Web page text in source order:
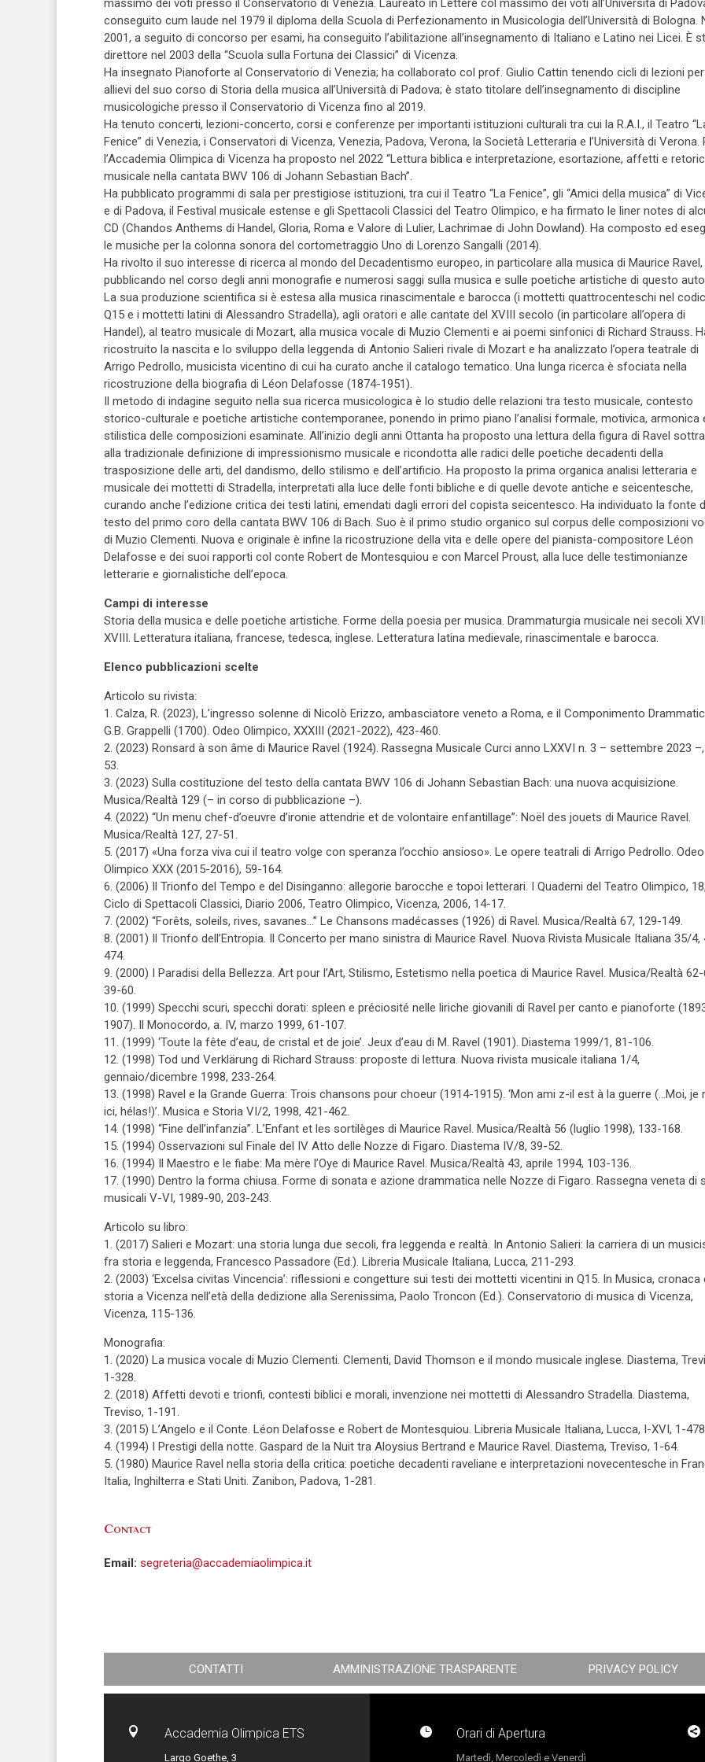
massimo dei voti presso il Conservatorio di Venezia. Laureato in Lettere col massimo dei voti all’Università di
conseguito cum laude nel 1979 il diploma della Scuola di Perfezionamento in Musicologia dell’Università di Bologna.
2001, a seguito di concorso per esami, ha conseguito l’abilitazione all’insegnamento di Italiano e Latino nei Licei. È
direttore nel 2003 della “Scuola sulla Fortuna dei Classici” di Vicenza.
Ha insegnato Pianoforte al Conservatorio di Venezia; ha collaborato col prof. Giulio Cattin tenendo cicli di lezioni
allievi del suo corso di Storia della musica all’Università di Padova; è stato titolare dell’insegnamento di discipline
musicologiche presso il Conservatorio di Vicenza fino al 2019.
Ha tenuto concerti, lezioni-concerto, corsi e conferenze per importanti istituzioni culturali tra cui la R.A.I., il Teatro
Fenice” di Venezia, i Conservatori di Vicenza, Venezia, Padova, Verona, la Società Letteraria e l’Università di Verona.
l’Accademia Olimpica di Vicenza ha proposto nel 2022 “Lettura biblica e interpretazione, esortazione, affetti e
musicale nella cantata BWV 106 di Johann Sebastian Bach”.
Ha pubblicato programmi di sala per prestigiose istituzioni, tra cui il Teatro “La Fenice”, gli “Amici della musica” di
e di Padova, il Festival musicale estense e gli Spettacoli Classici del Teatro Olimpico, e ha firmato le liner notes di
CD (Chandos Anthems di Handel, Gloria, Roma e Valore di Lulier, Lachrimae di John Dowland). Ha composto ed
le musiche per la colonna sonora del cortometraggio Uno di Lorenzo Sangalli (2014).
Ha rivolto il suo interesse di ricerca al mondo del Decadentismo europeo, in particolare alla musica di Maurice Ravel,
pubblicando nel corso degli anni monografie e numerosi saggi sulla musica e sulle poetiche artistiche di questo
La sua produzione scientifica si è estesa alla musica rinascimentale e barocca (i mottetti quattrocenteschi nel
Q15 e i mottetti latini di Alessandro Stradella), agli oratori e alle cantate del XVIII secolo (in particolare all’opera di
Handel), al teatro musicale di Mozart, alla musica vocale di Muzio Clementi e ai poemi sinfonici di Richard Strauss.
ricostruito la nascita e lo sviluppo della leggenda di Antonio Salieri rivale di Mozart e ha analizzato l’opera teatrale di
Arrigo Pedrollo, musicista vicentino di cui ha curato anche il catalogo tematico. Una lunga ricerca è sfociata nella
ricostruzione della biografia di Léon Delafosse (1874-1951).
Il metodo di indagine seguito nella sua ricerca musicologica è lo studio delle relazioni tra testo musicale, contesto
storico-culturale e poetiche artistiche contemporanee, ponendo in primo piano l’analisi formale, motivica, armonica
stilistica delle composizioni esaminate. All’inizio degli anni Ottanta ha proposto una lettura della figura di Ravel
alla tradizionale definizione di impressionismo musicale e ricondotta alle radici delle poetiche decadenti della
trasposizione delle arti, del dandismo, dello stilismo e dell’artificio. Ha proposto la prima organica analisi letteraria e
musicale dei mottetti di Stradella, interpretati alla luce delle fonti bibliche e di quelle devote antiche e seicentesche,
curando anche l’edizione critica dei testi latini, emendati dagli errori del copista seicentesco. Ha individuato la fonte
testo del primo coro della cantata BWV 106 di Bach. Suo è il primo studio organico sul corpus delle composizioni
di Muzio Clementi. Nuova e originale è infine la ricostruzione della vita e delle opere del pianista-compositore Léon
Delafosse e dei suoi rapporti col conte Robert de Montesquiou e con Marcel Proust, alla luce delle testimonianze
letterarie e giornalistiche dell’epoca.
Campi di interesse
Storia della musica e delle poetiche artistiche. Forme della poesia per musica. Drammaturgia musicale nei secoli
XVIII. Letteratura italiana, francese, tedesca, inglese. Letteratura latina medievale, rinascimentale e barocca.
Elenco pubblicazioni scelte
Articolo su rivista:
1. Calza, R. (2023), L’ingresso solenne di Nicolò Erizzo, ambasciatore veneto a Roma, e il Componimento
G.B. Grappelli (1700). Odeo Olimpico, XXXIII (2021-2022), 423-460.
2. (2023) Ronsard à son âme di Maurice Ravel (1924). Rassegna Musicale Curci anno LXXVI n. 3 – settembre 2023
53.
3. (2023) Sulla costituzione del testo della cantata BWV 106 di Johann Sebastian Bach: una nuova acquisizione.
Musica/Realtà 129 (– in corso di pubblicazione –).
4. (2022) “Un menu chef-d’oeuvre d’ironie attendrie et de volontaire enfantillage”: Noël des jouets di Maurice Ravel.
Musica/Realtà 127, 27-51.
5. (2017) «Una forza viva cui il teatro volge con speranza l’occhio ansioso». Le opere teatrali di Arrigo Pedrollo. Odeo
Olimpico XXX (2015-2016), 59-164.
6. (2006) Il Trionfo del Tempo e del Disinganno: allegorie barocche e topoi letterari. I Quaderni del Teatro Olimpico,
Ciclo di Spettacoli Classici, Diario 2006, Teatro Olimpico, Vicenza, 2006, 14-17.
7. (2002) “Forêts, soleils, rives, savanes…” Le Chansons madécasses (1926) di Ravel. Musica/Realtà 67, 129-149.
8. (2001) Il Trionfo dell’Entropia. Il Concerto per mano sinistra di Maurice Ravel. Nuova Rivista Musicale Italiana 35/4,
474.
9. (2000) I Paradisi della Bellezza. Art pour l’Art, Stilismo, Estetismo nella poetica di Maurice Ravel. Musica/Realtà 62-
39-60.
10. (1999) Specchi scuri, specchi dorati: spleen e préciosité nelle liriche giovanili di Ravel per canto e pianoforte
1907). Il Monocordo, a. IV, marzo 1999, 61-107.
11. (1999) ‘Toute la fête d’eau, de cristal et de joie’. Jeux d’eau di M. Ravel (1901). Diastema 1999/1, 81-106.
12. (1998) Tod und Verklärung di Richard Strauss: proposte di lettura. Nuova rivista musicale italiana 1/4,
gennaio/dicembre 1998, 233-264.
13. (1998) Ravel e la Grande Guerra: Trois chansons pour choeur (1914-1915). ‘Mon ami z-il est à la guerre (…Moi, je
ici, hélas!)’. Musica e Storia VI/2, 1998, 421-462.
14. (1998) “Fine dell’infanzia”. L’Enfant et les sortilèges di Maurice Ravel. Musica/Realtà 56 (luglio 1998), 133-168.
15. (1994) Osservazioni sul Finale del IV Atto delle Nozze di Figaro. Diastema IV/8, 39-52.
16. (1994) Il Maestro e le fiabe: Ma mère l’Oye di Maurice Ravel. Musica/Realtà 43, aprile 1994, 103-136.
17. (1990) Dentro la forma chiusa. Forme di sonata e azione drammatica nelle Nozze di Figaro. Rassegna veneta di
musicali V-VI, 1989-90, 203-243.
Articolo su libro:
1. (2017) Salieri e Mozart: una storia lunga due secoli, fra leggenda e realtà. In Antonio Salieri: la carriera di un
fra storia e leggenda, Francesco Passadore (Ed.). Libreria Musicale Italiana, Lucca, 211-293.
2. (2003) ‘Excelsa civitas Vincencia’: riflessioni e congetture sui testi dei mottetti vicentini in Q15. In Musica, cronaca
storia a Vicenza nell’età della dedizione alla Serenissima, Paolo Troncon (Ed.). Conservatorio di musica di Vicenza,
Vicenza, 115-136.
Monografia:
1. (2020) La musica vocale di Muzio Clementi. Clementi, David Thomson e il mondo musicale inglese. Diastema,
1-328.
2. (2018) Affetti devoti e trionfi, contesti biblici e morali, invenzione nei mottetti di Alessandro Stradella. Diastema,
Treviso, 1-191.
3. (2015) L’Angelo e il Conte. Léon Delafosse e Robert de Montesquiou. Libreria Musicale Italiana, Lucca, I-XVI, 1-
4. (1994) I Prestigi della notte. Gaspard de la Nuit tra Aloysius Bertrand e Maurice Ravel. Diastema, Treviso, 1-64.
5. (1980) Maurice Ravel nella storia della critica: poetiche decadenti raveliane e interpretazioni novecentesche in
Italia, Inghilterra e Stati Uniti. Zanibon, Padova, 1-281.
Contact
Email: segreteria@accademiaolimpica.it
CONTATTI AMMINISTRAZIONE TRASPARENTE PRIVACY POLICY
 Accademia Olimpica ETS
Largo Goethe, 3
 Orari di Apertura
Martedì, Mercoledì e Venerdì
